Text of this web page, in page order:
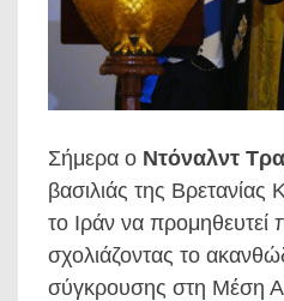
Σήμερα ο Ντόναλντ
βασιλιάς της Βρετανίας
το Ιράν να προμηθευτεί
σχολιάζοντας το
σύγκρουσης στη Μέση